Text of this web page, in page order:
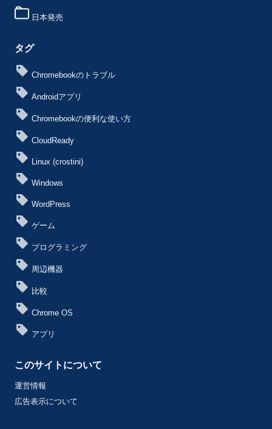
日本発売
タグ
Chromebookのトラブル
Androidアプリ
Chromebookの便利な使い方
CloudReady
Linux (crostini)
Windows
WordPress
ゲーム
プログラミング
周辺機器
比較
Chrome OS
アプリ
このサイトについて
運営情報
広告表示について